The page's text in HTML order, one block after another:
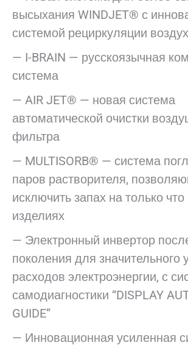
высыхания WINDJET® с
системой рециркуляции
— I-BRAIN — русскоязычная
система
— AIR JET® — новая система
автоматической очистки
фильтра
— MULTISORB® — система
паров растворителя,
исключить запах на только
изделиях
— Электронный инвертор
поколения для
расходов электроэнергии, с
самодиагностики “DISPLAY
GUIDE”
— Инновационная усиленная